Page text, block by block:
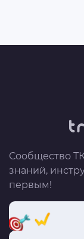
Сообщество
знаний,
первым!